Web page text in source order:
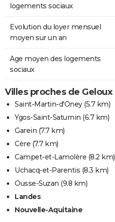
logements sociaux
Evolution du loyer mensuel
moyen sur un an
Age moyen des logements
sociaux
Villes proches de Geloux
Saint-Martin-d'Oney(5.7 km)
Ygos-Saint-Saturnin (6.7 km)
Garein (7.7 km)
Cère (7.7 km)
Campet-et-Lamolère (8.2 km)
Uchacq-et-Parentis (8.3 km)
Ousse-Suzan (9.8 km)
Landes
Nouvelle-Aquitaine